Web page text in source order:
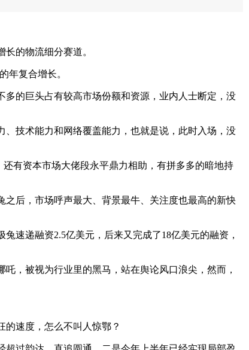
的物流细分赛道。
年复合增长。
的巨头占有较高市场份额和资源，业内人士断定，没
技术能力和网络覆盖能力，也就是说，此时入场，没
有资本市场大佬段永平鼎力相助，有拼多多的暗地持
后，市场呼声最大、背景最牛、关注度也最高的新快
速递融资2.5亿美元，后来又完成了18亿美元的融资，
，被视为行业里的黑马，站在舆论风口浪尖，然而，
速度，怎么不叫人惊鄂？